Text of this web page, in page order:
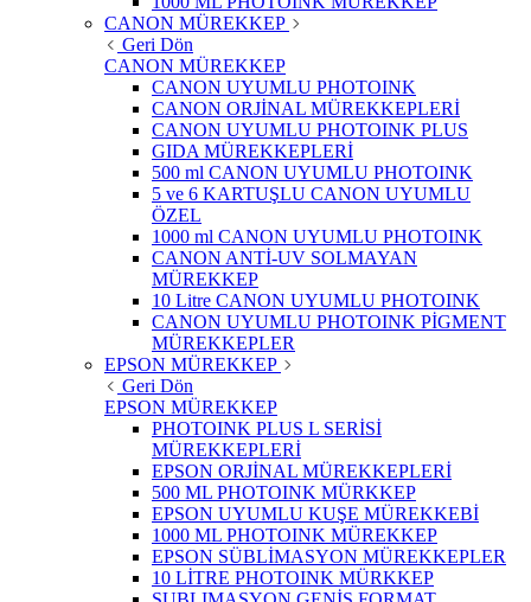
CANON MÜREKKEP
Geri Dön
CANON MÜREKKEP
CANON UYUMLU PHOTOINK
CANON ORJİNAL MÜREKKEPLERİ
CANON UYUMLU PHOTOINK PLUS
GIDA MÜREKKEPLERİ
500 ml CANON UYUMLU PHOTOINK
5 ve 6 KARTUŞLU CANON UYUMLU
ÖZEL
1000 ml CANON UYUMLU PHOTOINK
CANON ANTİ-UV SOLMAYAN
MÜREKKEP
10 Litre CANON UYUMLU PHOTOINK
CANON UYUMLU PHOTOINK PİGMENT
MÜREKKEPLER
EPSON MÜREKKEP
Geri Dön
EPSON MÜREKKEP
PHOTOINK PLUS L SERİSİ
MÜREKKEPLERİ
EPSON ORJİNAL MÜREKKEPLERİ
500 ML PHOTOINK MÜRKKEP
EPSON UYUMLU KUŞE MÜREKKEBİ
1000 ML PHOTOINK MÜREKKEP
EPSON SÜBLİMASYON MÜREKKEPLER
10 LİTRE PHOTOINK MÜRKKEP